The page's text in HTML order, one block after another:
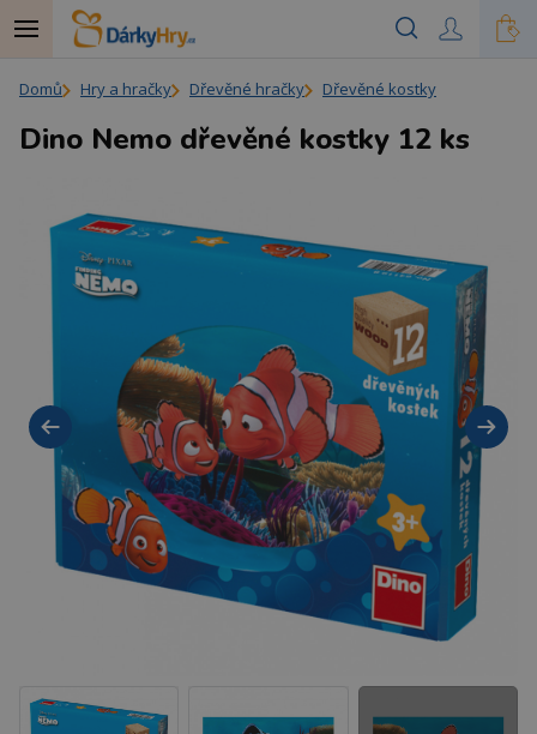
Domů Hry a hračky Dřevěné hračky Dřevěné kostky
Dino Nemo dřevěné kostky 12 ks